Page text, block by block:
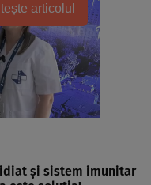
articolul
şi sistem imunitar